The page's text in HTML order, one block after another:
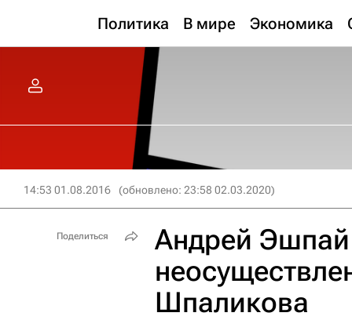
Политика В мире Экономика
14:53 01.08.2016 (обновлено: 23:58 02.03.2020)
Андрей
Шпаликова
Поделиться